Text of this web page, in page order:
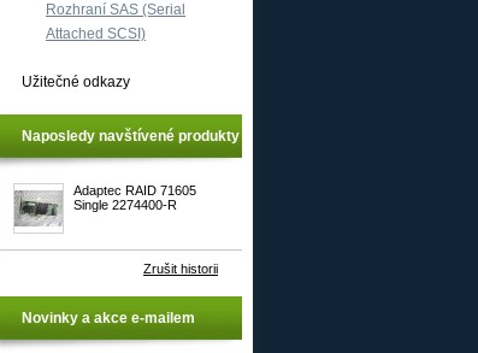
Rozhraní SAS (Serial
Attached SCSI)
Užitečné odkazy
Naposledy navštívené produkty
Adaptec RAID 71605
Single 2274400-R
Zrušit historii
Novinky a akce e-mailem